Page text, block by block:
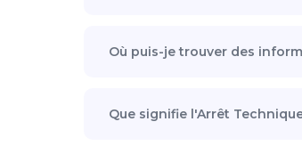
Où puis-je trouver des
Que signifie l'Arrêt